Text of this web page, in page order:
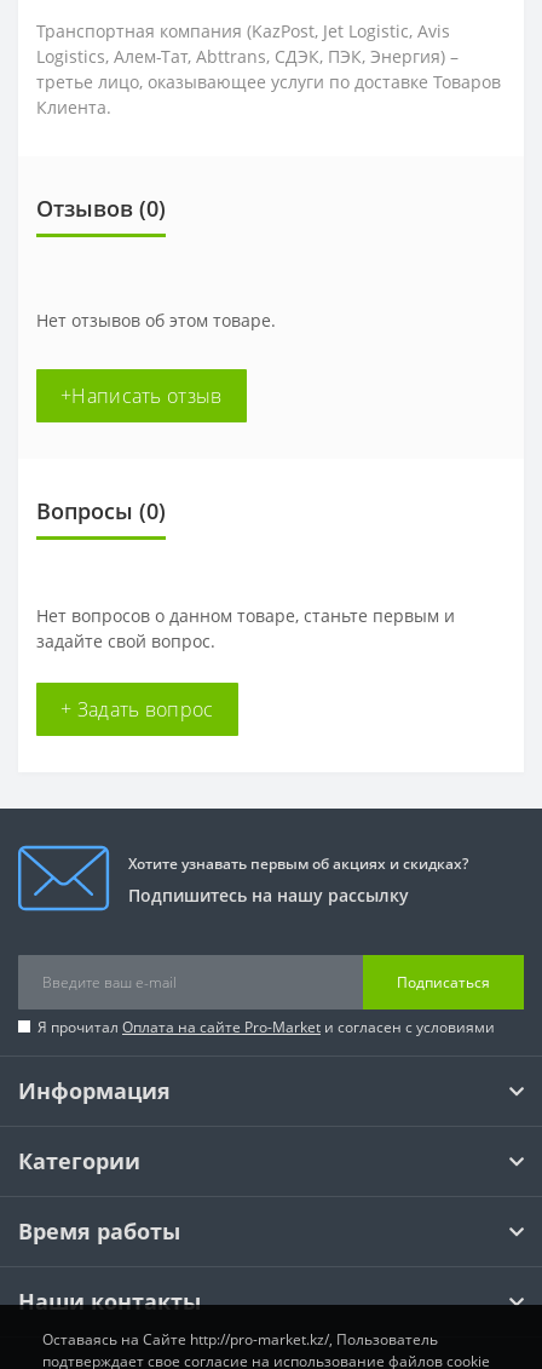
Транспортная компания (KazPost, Jet Logistic, Avis
Logistics, Алем-Тат, Abttrans, СДЭК, ПЭК, Энергия) –
третье лицо, оказывающее услуги по доставке Товаров
Клиента.
Отзывов (0)
Нет отзывов об этом товаре.
+Написать отзыв
Вопросы (0)
Нет вопросов о данном товаре, станьте первым и
задайте свой вопрос.
+ Задать вопрос
Хотите узнавать первым об акциях и скидках?
Подпишитесь на нашу рассылку
Подписаться
Я прочитал Оплата на сайте Pro-Market и согласен с условиями
Информация
Категории
Время работы
Наши контакты
Оставаясь на Сайте http://pro-market.kz/, Пользователь
подтверждает свое согласие на использование файлов cookie